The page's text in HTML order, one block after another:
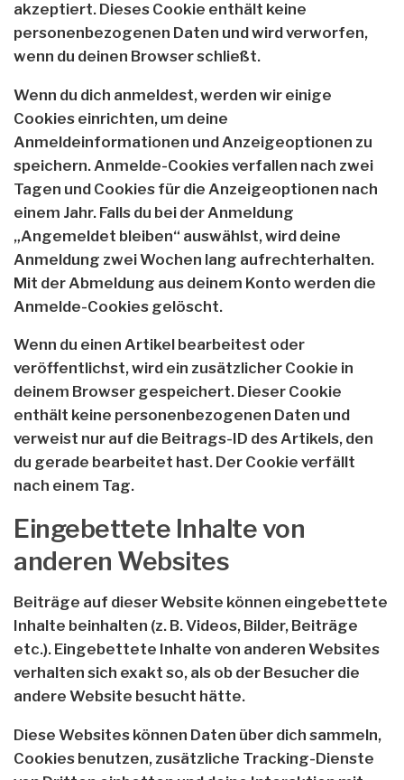
akzeptiert. Dieses Cookie enthält keine
personenbezogenen Daten und wird verworfen,
wenn du deinen Browser schließt.
Wenn du dich anmeldest, werden wir einige
Cookies einrichten, um deine
Anmeldeinformationen und Anzeigeoptionen zu
speichern. Anmelde-Cookies verfallen nach zwei
Tagen und Cookies für die Anzeigeoptionen nach
einem Jahr. Falls du bei der Anmeldung
„Angemeldet bleiben“ auswählst, wird deine
Anmeldung zwei Wochen lang aufrechterhalten.
Mit der Abmeldung aus deinem Konto werden die
Anmelde-Cookies gelöscht.
Wenn du einen Artikel bearbeitest oder
veröffentlichst, wird ein zusätzlicher Cookie in
deinem Browser gespeichert. Dieser Cookie
enthält keine personenbezogenen Daten und
verweist nur auf die Beitrags-ID des Artikels, den
du gerade bearbeitet hast. Der Cookie verfällt
nach einem Tag.
Eingebettete Inhalte von
anderen Websites
Beiträge auf dieser Website können eingebettete
Inhalte beinhalten (z. B. Videos, Bilder, Beiträge
etc.). Eingebettete Inhalte von anderen Websites
verhalten sich exakt so, als ob der Besucher die
andere Website besucht hätte.
Diese Websites können Daten über dich sammeln,
Cookies benutzen, zusätzliche Tracking-Dienste